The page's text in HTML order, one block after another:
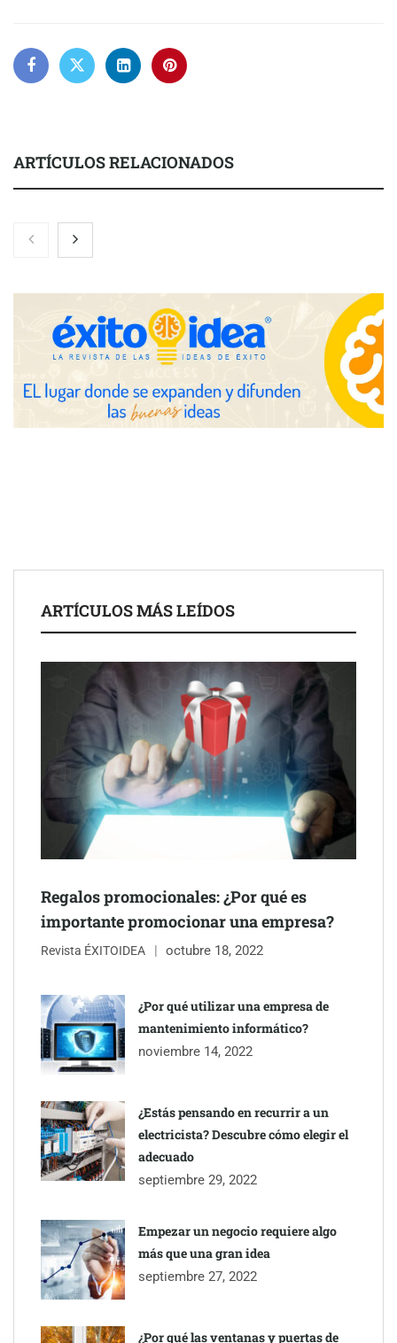
ARTÍCULOS RELACIONADOS
El 82% de empresas industriales no encuentra personal
disponible: 100.000€ para formar nuevos profesionales
Nicols presenta seis modelos de anillos de compromiso para el
eclipse solar del 12 de agosto
Zoomex mejora su Strategy Center con herramientas
avanzadas para trading estratégico
Schaeffler mejora su rentabilidad en el primer semestre de 2026
ARTÍCULOS MÁS LEÍDOS
Regalos promocionales: ¿Por qué es
importante promocionar una empresa?
Revista ÉXITOIDEA octubre 18, 2022
¿Por qué utilizar una empresa de
mantenimiento informático?
noviembre 14, 2022
¿Estás pensando en recurrir a un
electricista? Descubre cómo elegir el
adecuado
septiembre 29, 2022
Empezar un negocio requiere algo
más que una gran idea
septiembre 27, 2022
¿Por qué las ventanas y puertas de